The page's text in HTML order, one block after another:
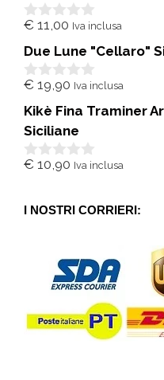
0
u
5
€ 11,00 Iva inclusa
Due Lune "Cellaro"
0
u
5
€ 19,90 Iva inclusa
Kikè Fina Traminer
Siciliane
0
5
€ 10,90 Iva inclusa
I NOSTRI CORRIERI: